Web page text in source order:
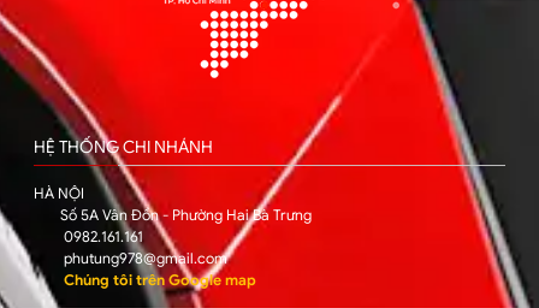
HỆ THỐNG CHI NHÁNH
HÀ NỘI
Số 5A Vân Đồn - Phường Hai Bà Trưng
0982.161.161
phutung978@gmail.com
Chúng tôi trên Google map